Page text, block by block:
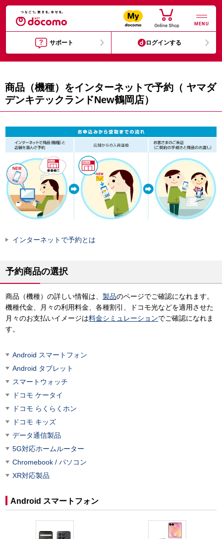
MENU
サポート ログインする
商品（機種）をインターネットで予約（ ヤマダ
デンキテックランドNew鶴岡店）
インターネットで予約とは
予約商品の選択
商品（機種）の詳しい情報は、 製品のページでご確認になれます。
機種代金、月々の利用料金、各種割引、ドコモ光などを適用させた
月々のお支払いイメージは料金シミュレーションでご確認になれま
す。
Android スマートフォン
Android タブレット
スマートウォッチ
ドコモ ケータイ
ドコモ らくらくホン
ドコモ キッズ
データ通信製品
5G対応ホームルーター
Chromebook / パソコン
XR対応製品
Android スマートフォン